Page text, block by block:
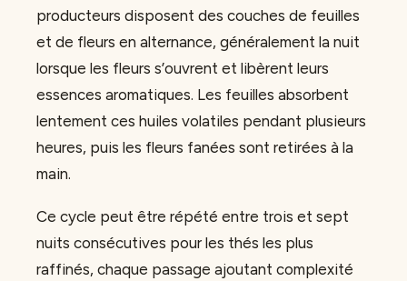
producteurs disposent des couches de feuilles
et de fleurs en alternance, généralement la nuit
lorsque les fleurs s’ouvrent et libèrent leurs
essences aromatiques. Les feuilles absorbent
lentement ces huiles volatiles pendant plusieurs
heures, puis les fleurs fanées sont retirées à la
main.
Ce cycle peut être répété entre trois et sept
nuits consécutives pour les thés les plus
raffinés, chaque passage ajoutant complexité